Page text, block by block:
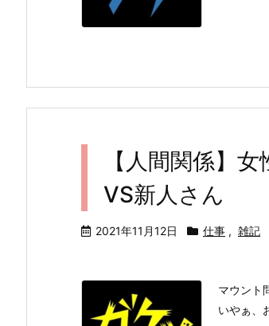
【人間関係】
VS新人さん
2021年11月12日 仕事 , 雑記
マウント
いやぁ、